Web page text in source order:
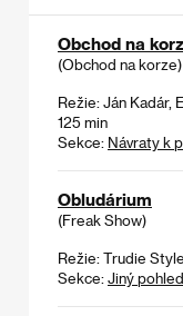
Obchod na
(Obchod na korze)
Režie: Ján Kadár,
125 min
Sekce: Návraty k
Obludárium
(Freak Show)
Režie: Trudie
Sekce: Jiný pohled